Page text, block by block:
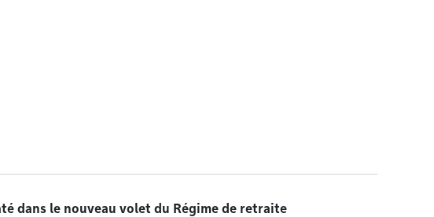
dans le nouveau volet du Régime de retraite